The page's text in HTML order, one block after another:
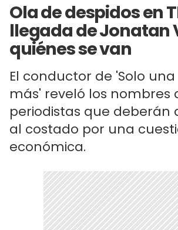
Ola de despidos en
llegada de Jonatan
quiénes se van
El conductor de 'Solo
más' reveló los nombres
periodistas que deberán
al costado por una
económica.